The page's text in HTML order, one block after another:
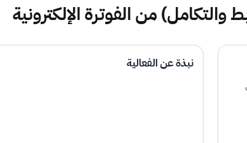
والتكامل) من الفوترة الإلكترونية
نبذة عن الفعالية